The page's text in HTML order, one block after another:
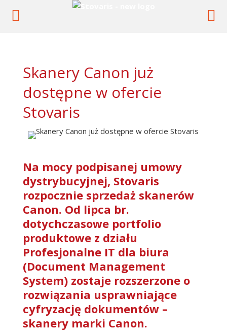
Skanery Canon już
dostępne w ofercie
Stovaris
Na mocy podpisanej umowy
dystrybucyjnej, Stovaris
rozpocznie sprzedaż skanerów
Canon. Od lipca br.
dotychczasowe portfolio
produktowe z działu
Profesjonalne IT dla biura
(Document Management
System) zostaje rozszerzone o
rozwiązania usprawniające
cyfryzację dokumentów –
skanery marki Canon.